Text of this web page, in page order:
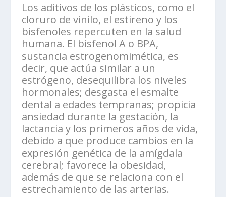
Los aditivos de los plásticos, como el
cloruro de vinilo, el estireno y los
bisfenoles repercuten en la salud
humana. El bisfenol A o BPA,
sustancia estrogenomimética, es
decir, que actúa similar a un
estrógeno, desequilibra los niveles
hormonales; desgasta el esmalte
dental a edades tempranas; propicia
ansiedad durante la gestación, la
lactancia y los primeros años de vida,
debido a que produce cambios en la
expresión genética de la amígdala
cerebral; favorece la obesidad,
además de que se relaciona con el
estrechamiento de las arterias.